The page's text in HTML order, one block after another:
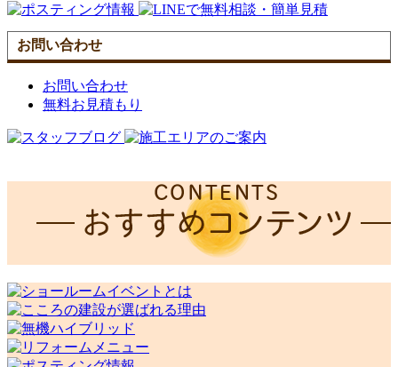
お問い合わせ
お問い合わせ
無料お見積もり